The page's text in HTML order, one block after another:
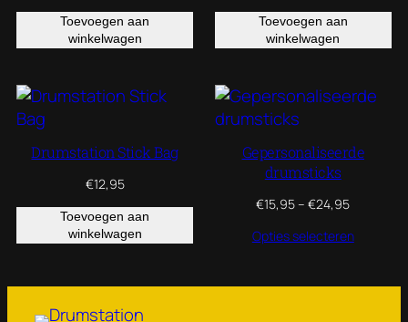
Toevoegen aan
winkelwagen
Toevoegen aan
winkelwagen
Drumstation Stick Bag
€12,95
Toevoegen aan
winkelwagen
Gepersonaliseerde
drumsticks
€15,95– €24,95
tot
Opties selecteren